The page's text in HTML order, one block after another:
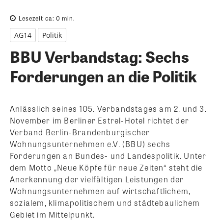
Lesezeit ca: 0 min.
AG14 Politik
BBU Verbandstag: Sechs
Forderungen an die Politik
Anlässlich seines 105. Verbandstages am 2. und 3.
November im Berliner Estrel-Hotel richtet der
Verband Berlin-Brandenburgischer
Wohnungsunternehmen e.V. (BBU) sechs
Forderungen an Bundes- und Landespolitik. Unter
dem Motto „Neue Köpfe für neue Zeiten“ steht die
Anerkennung der vielfältigen Leistungen der
Wohnungsunternehmen auf wirtschaftlichem,
sozialem, klimapolitischem und städtebaulichem
Gebiet im Mittelpunkt.